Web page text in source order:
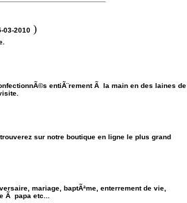
03-2010 )
entiÃ¨rement Ã la main en des laines de
sur notre boutique en ligne le plus grand
mariage, baptÃªme, enterrement de vie,
Ã papa etc...